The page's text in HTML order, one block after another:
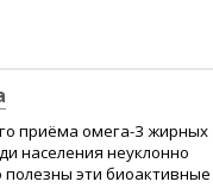
приёма омега-3 жирных
населения неуклонно
эти биоактивные